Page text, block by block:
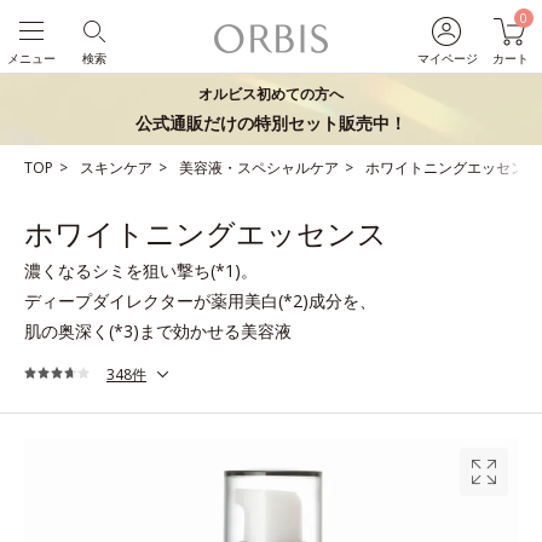
マイページ
0
カート
検索
メニュー
オルビス初めての方へ
公式通販だけの特別セット販売中！
TOP スキンケア 美容液・スペシャルケア ホワイトニングエッセンス
ホワイトニングエッセンス
濃くなるシミを狙い撃ち(*1)。
ディープダイレクターが薬用美白(*2)成分を、
肌の奥深く(*3)まで効かせる美容液
348件